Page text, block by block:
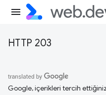
HTTP 203
Google, içerikleri tercih